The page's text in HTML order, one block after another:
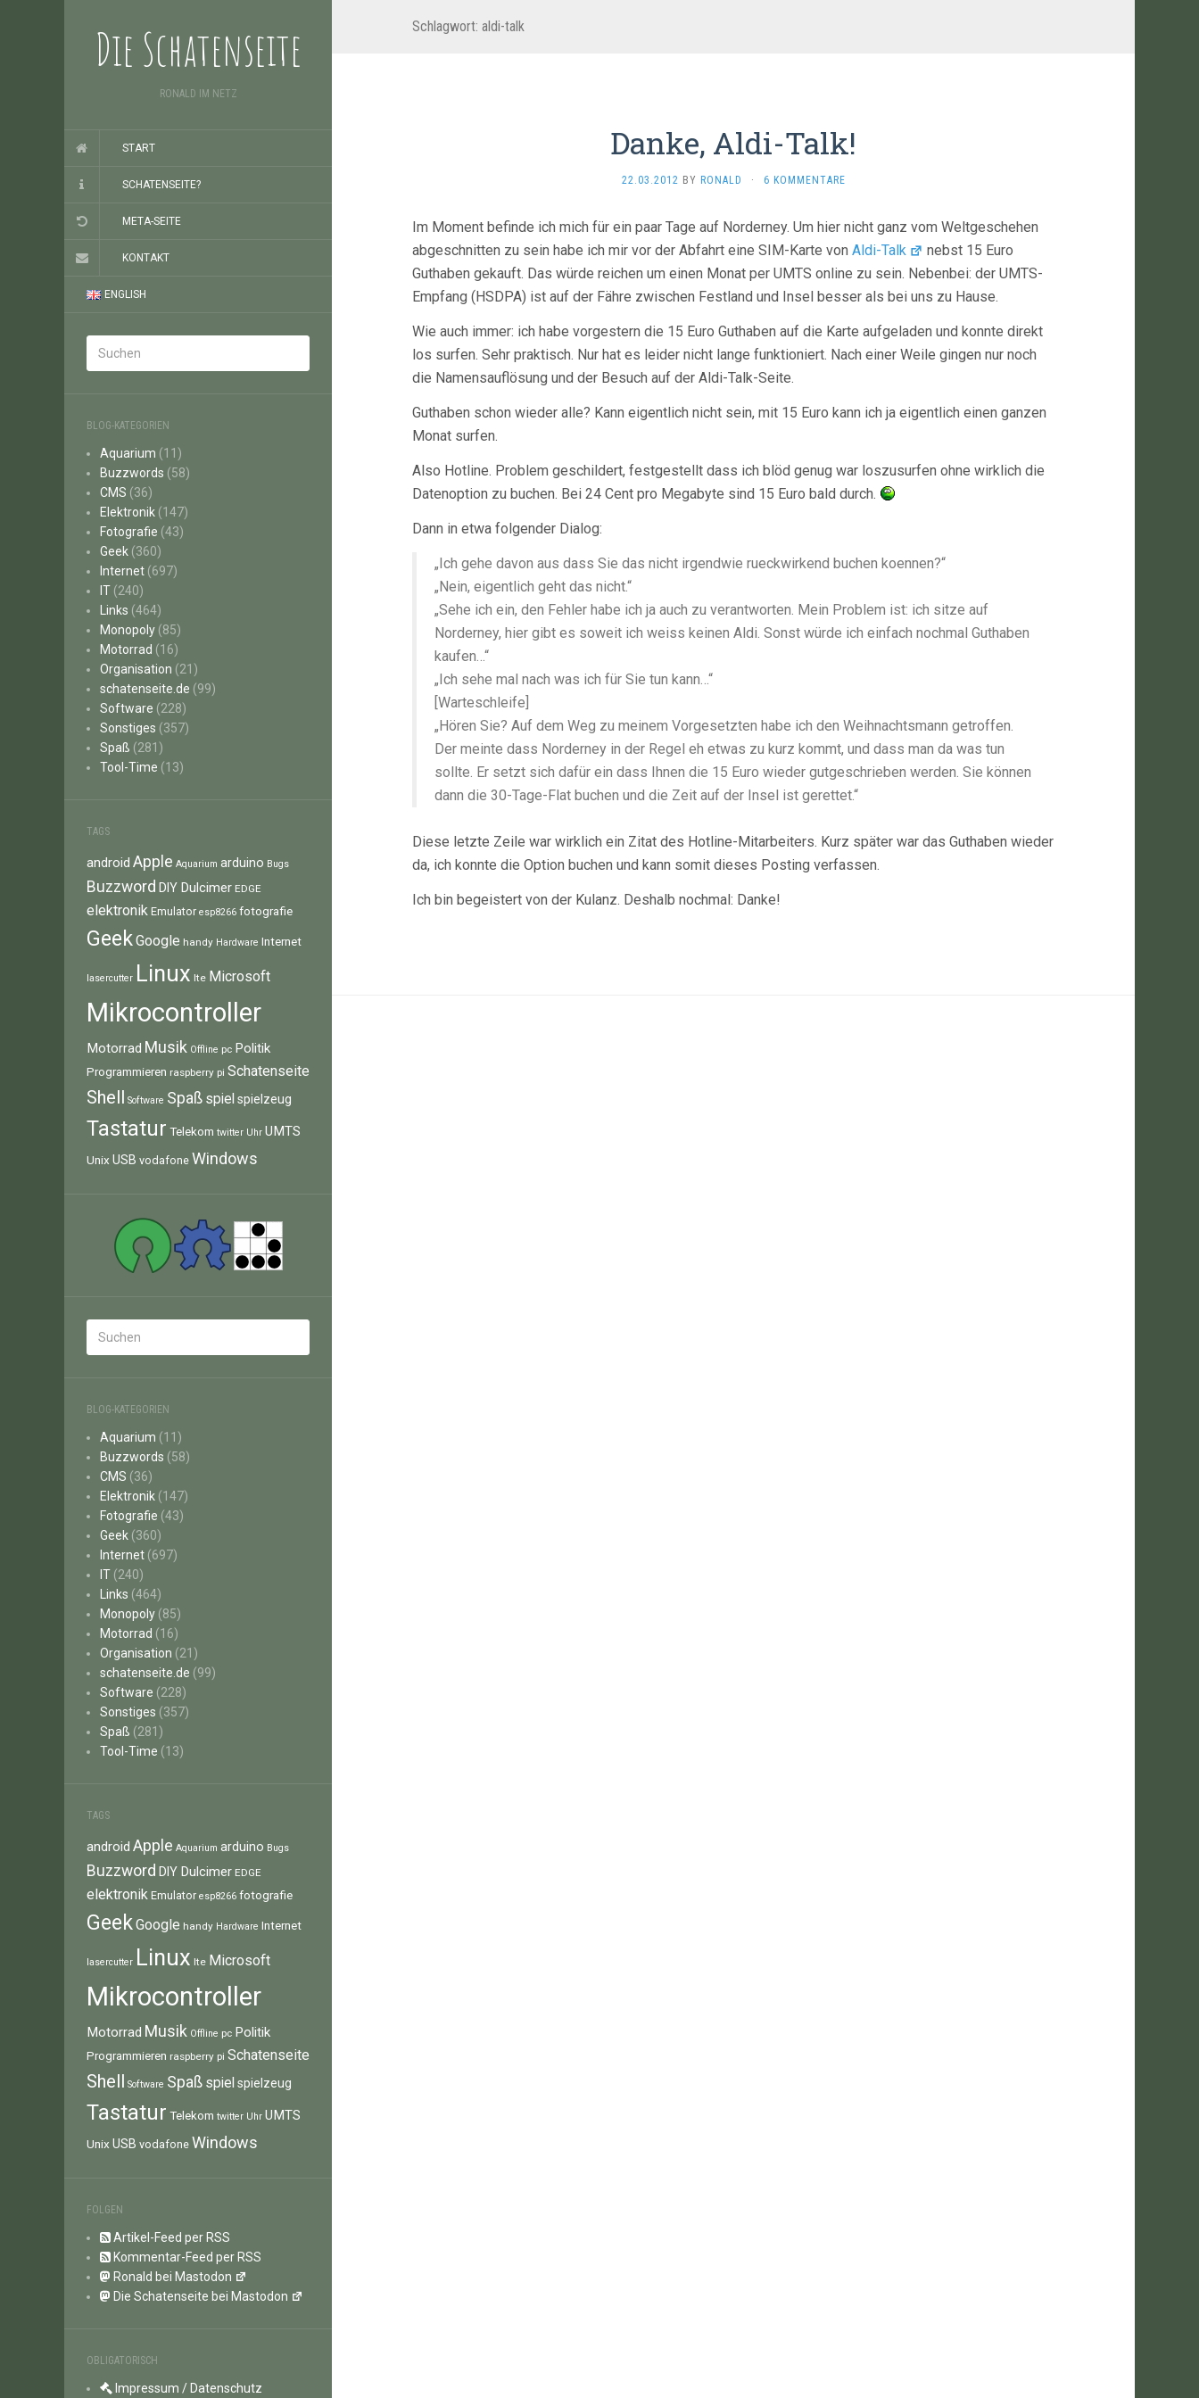
Die Schatenseite
RONALD IM NETZ
START
SCHATENSEITE?
META-SEITE
KONTAKT
ENGLISH
BLOG-KATEGORIEN
Aquarium (11)
Buzzwords (58)
CMS (36)
Elektronik (147)
Fotografie (43)
Geek (360)
Internet (697)
IT (240)
Links (464)
Monopoly (85)
Motorrad (16)
Organisation (21)
schatenseite.de (99)
Software (228)
Sonstiges (357)
Spaß (281)
Tool-Time (13)
TAGS
android Apple Aquarium arduino Bugs
Buzzword DIY Dulcimer EDGE
elektronik Emulator esp8266 fotografie
GeekGoogle handy Hardware Internet
lasercutter Linux lte Microsoft
Mikrocontroller
Motorrad Musik Offline pc Politik
Programmieren raspberry pi Schatenseite
Shell Software Spaß spiel spielzeug
Tastatur Telekom twitter Uhr UMTS
Unix USB vodafone Windows
BLOG-KATEGORIEN
Aquarium (11)
Buzzwords (58)
CMS (36)
Elektronik (147)
Fotografie (43)
Geek (360)
Internet (697)
IT (240)
Links (464)
Monopoly (85)
Motorrad (16)
Organisation (21)
schatenseite.de (99)
Software (228)
Sonstiges (357)
Spaß (281)
Tool-Time (13)
TAGS
android Apple Aquarium arduino Bugs
Buzzword DIY Dulcimer EDGE
elektronik Emulator esp8266 fotografie
GeekGoogle handy Hardware Internet
lasercutter Linux lte Microsoft
Mikrocontroller
Motorrad Musik Offline pc Politik
Programmieren raspberry pi Schatenseite
Shell Software Spaß spiel spielzeug
Tastatur Telekom twitter Uhr UMTS
Unix USB vodafone Windows
FOLGEN
Artikel-Feed per RSS
Kommentar-Feed per RSS
Ronald bei Mastodon
Die Schatenseite bei Mastodon
OBLIGATORISCH
Impressum / Datenschutz
Schlagwort: aldi-talk
Danke, Aldi-Talk!
22.03.2012 BY RONALD · 6 KOMMENTARE
Im Moment befinde ich mich für ein paar Tage auf Norderney. Um hier nicht ganz vom Weltgeschehen
abgeschnitten zu sein habe ich mir vor der Abfahrt eine SIM-Karte von Aldi-Talk
nebst 15 Euro
Guthaben gekauft. Das würde reichen um einen Monat per UMTS online zu sein. Nebenbei: der UMTS-
Empfang (HSDPA) ist auf der Fähre zwischen Festland und Insel besser als bei uns zu Hause.
Wie auch immer: ich habe vorgestern die 15 Euro Guthaben auf die Karte aufgeladen und konnte direkt
los surfen. Sehr praktisch. Nur hat es leider nicht lange funktioniert. Nach einer Weile gingen nur noch
die Namensauflösung und der Besuch auf der Aldi-Talk-Seite.
Guthaben schon wieder alle? Kann eigentlich nicht sein, mit 15 Euro kann ich ja eigentlich einen ganzen
Monat surfen.
Also Hotline. Problem geschildert, festgestellt dass ich blöd genug war loszusurfen ohne wirklich die
Datenoption zu buchen. Bei 24 Cent pro Megabyte sind 15 Euro bald durch.
Dann in etwa folgender Dialog:
„Ich gehe davon aus dass Sie das nicht irgendwie rueckwirkend buchen koennen?“
„Nein, eigentlich geht das nicht.“
„Sehe ich ein, den Fehler habe ich ja auch zu verantworten. Mein Problem ist: ich sitze auf
Norderney, hier gibt es soweit ich weiss keinen Aldi. Sonst würde ich einfach nochmal Guthaben
kaufen…“
„Ich sehe mal nach was ich für Sie tun kann…“
[Warteschleife]
„Hören Sie? Auf dem Weg zu meinem Vorgesetzten habe ich den Weihnachtsmann getroffen.
Der meinte dass Norderney in der Regel eh etwas zu kurz kommt, und dass man da was tun
sollte. Er setzt sich dafür ein dass Ihnen die 15 Euro wieder gutgeschrieben werden. Sie können
dann die 30-Tage-Flat buchen und die Zeit auf der Insel ist gerettet.“
Diese letzte Zeile war wirklich ein Zitat des Hotline-Mitarbeiters. Kurz später war das Guthaben wieder
da, ich konnte die Option buchen und kann somit dieses Posting verfassen.
Ich bin begeistert von der Kulanz. Deshalb nochmal: Danke!